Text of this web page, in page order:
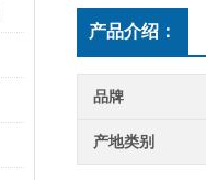
产品介绍：
品牌
产地类别